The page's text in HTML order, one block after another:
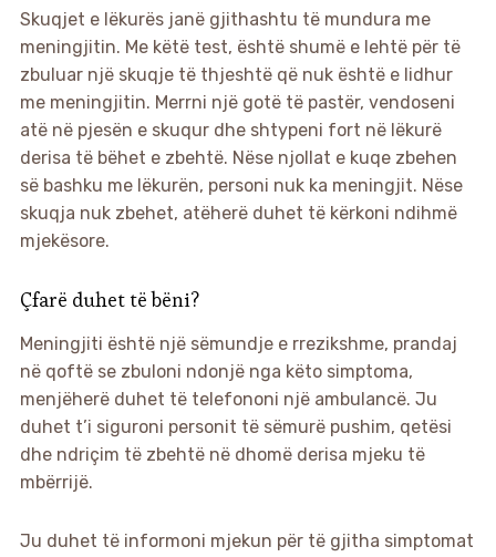
Skuqjet e lëkurës janë gjithashtu të mundura me
meningjitin. Me këtë test, është shumë e lehtë për të
zbuluar një skuqje të thjeshtë që nuk është e lidhur
me meningjitin. Merrni një gotë të pastër, vendoseni
atë në pjesën e skuqur dhe shtypeni fort në lëkurë
derisa të bëhet e zbehtë. Nëse njollat e kuqe zbehen
së bashku me lëkurën, personi nuk ka meningjit. Nëse
skuqja nuk zbehet, atëherë duhet të kërkoni ndihmë
mjekësore.
Çfarë duhet të bëni?
Meningjiti është një sëmundje e rrezikshme, prandaj
në qoftë se zbuloni ndonjë nga këto simptoma,
menjëherë duhet të telefononi një ambulancë. Ju
duhet t’i siguroni personit të sëmurë pushim, qetësi
dhe ndriçim të zbehtë në dhomë derisa mjeku të
mbërrijë.
Ju duhet të informoni mjekun për të gjitha simptomat